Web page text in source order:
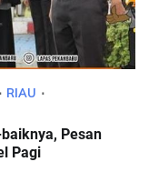
RIAU
Pesan
Pagi